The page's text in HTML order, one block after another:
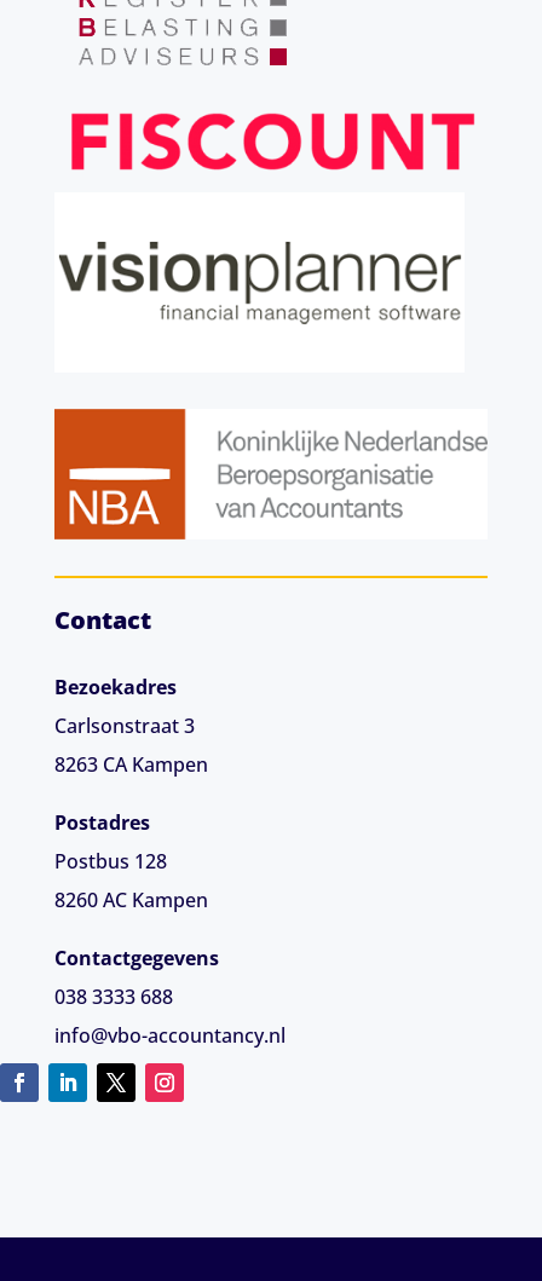
Contact
Bezoekadres
Carlsonstraat 3
8263 CA Kampen
Postadres
Postbus 128
8260 AC Kampen
Contactgegevens
038 3333 688
info@vbo-accountancy.nl